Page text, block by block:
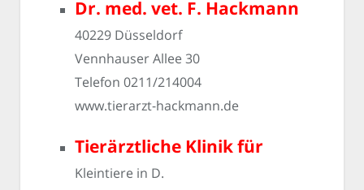
Dr. med. vet. F. Hackmann
40229 Düsseldorf
Vennhauser Allee 30
Telefon 0211/214004
www.tierarzt-hackmann.de
Tierärztliche Klinik für
Kleintiere in D.